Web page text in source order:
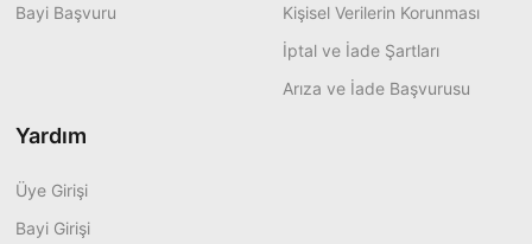
Bayi Başvuru
Kişisel Verilerin Korunması
İptal ve İade Şartları
Arıza ve İade Başvurusu
Yardım
Üye Girişi
Bayi Girişi